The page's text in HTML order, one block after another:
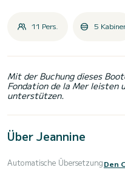
11 Pers. 5
Mit der Buchung dieses
Fondation de la Mer leisten
unterstützen.
Über Jeannine
Automatische ÜbersetzungDen